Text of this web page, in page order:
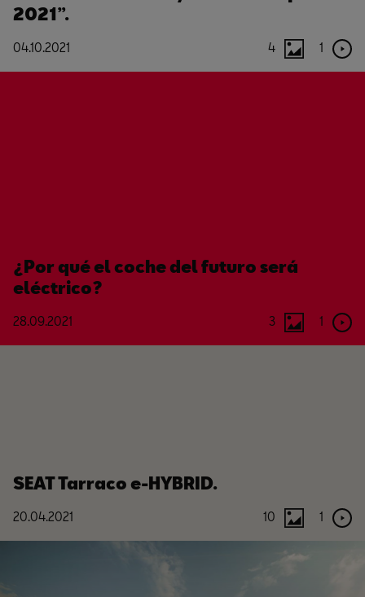
2021”.
04.10.2021 4 1
¿Por qué el coche del futuro será
eléctrico?
28.09.2021 3 1
SEAT Tarraco e-HYBRID.
20.04.2021 10 1